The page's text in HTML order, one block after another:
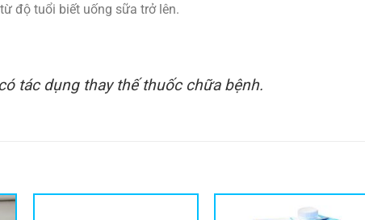
độ tuổi biết uống sữa trở lên.
tác dụng thay thế thuốc chữa bệnh.